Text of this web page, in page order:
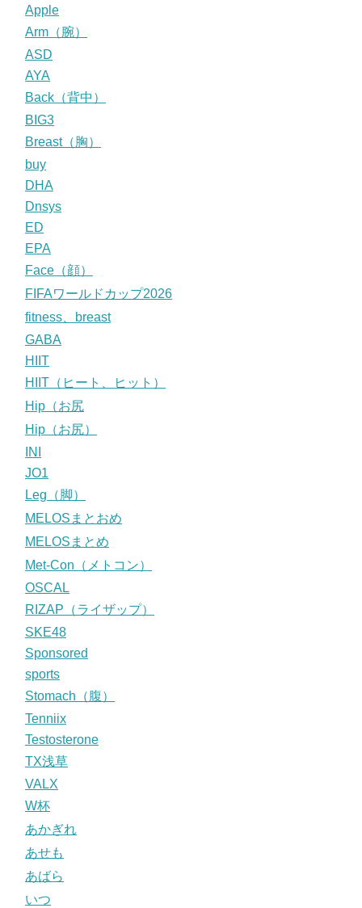
Apple
Arm（腕）
ASD
AYA
Back（背中）
BIG3
Breast（胸）
buy
DHA
Dnsys
ED
EPA
Face（顔）
FIFAワールドカップ2026
fitness、breast
GABA
HIIT
HIIT（ヒート、ヒット）
Hip（お尻
Hip（お尻）
INI
JO1
Leg（脚）
MELOSまとおめ
MELOSまとめ
Met-Con（メトコン）
OSCAL
RIZAP（ライザップ）
SKE48
Sponsored
sports
Stomach（腹）
Tenniix
Testosterone
TX浅草
VALX
W杯
あかぎれ
あせも
あばら
いつ